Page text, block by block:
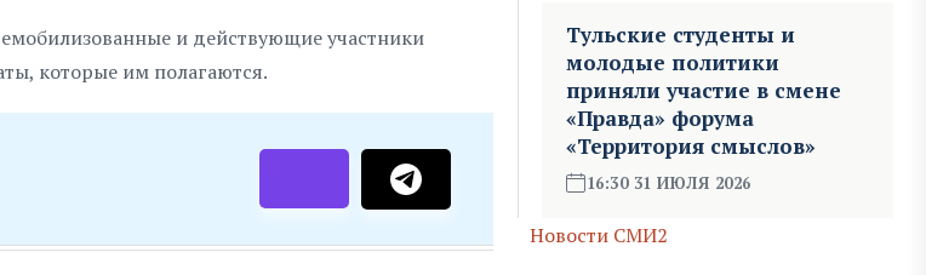
и действующие участники
которые им полагаются.
Тульские студенты и
молодые политики
приняли участие в смене
«Правда» форума
«Территория смыслов»
16:30 31 ИЮЛЯ 2026
Новости СМИ2